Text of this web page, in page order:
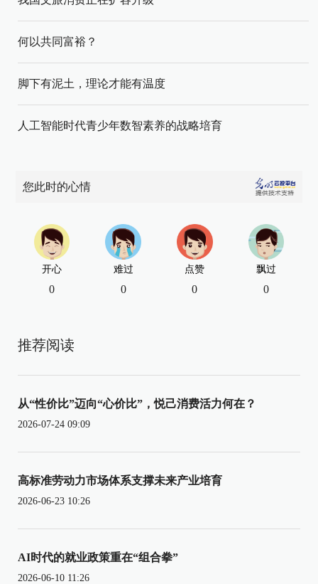
何以共同富裕？
脚下有泥土，理论才能有温度
人工智能时代青少年数智素养的战略培育
您此时的心情
开心
0
难过
0
点赞
0
飘过
0
推荐阅读
从“性价比”迈向“心价比”，悦己消费活力何在？
2026-07-24 09:09
高标准劳动力市场体系支撑未来产业培育
2026-06-23 10:26
AI时代的就业政策重在“组合拳”
2026-06-10 11:26